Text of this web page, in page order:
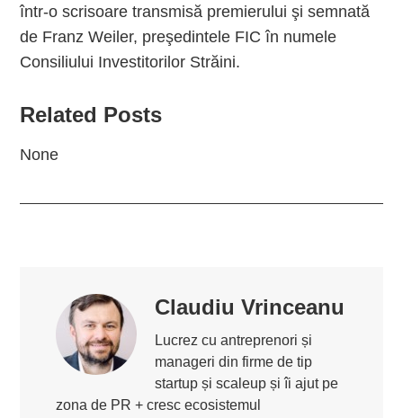
într-o scrisoare transmisă premierului şi semnată
de Franz Weiler, preşedintele FIC în numele
Consiliului Investitorilor Străini.
Related Posts
None
Claudiu Vrinceanu
Lucrez cu antreprenori și
manageri din firme de tip
startup și scaleup și îi ajut pe
zona de PR + cresc ecosistemul